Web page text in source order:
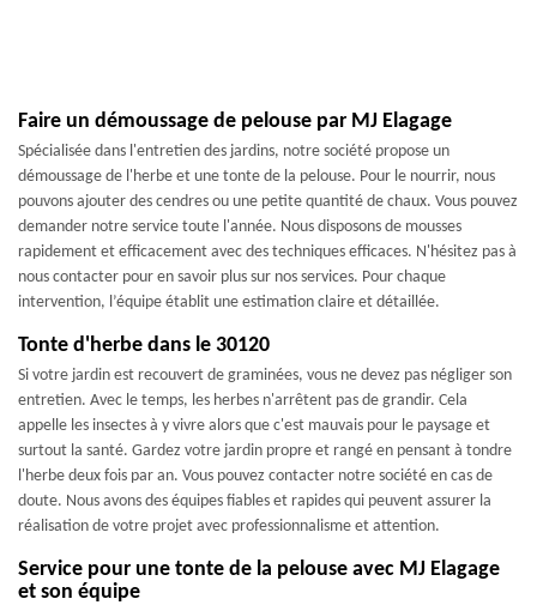
Faire un démoussage de pelouse par MJ Elagage
Spécialisée dans l'entretien des jardins, notre société propose un
démoussage de l'herbe et une tonte de la pelouse. Pour le nourrir, nous
pouvons ajouter des cendres ou une petite quantité de chaux. Vous pouvez
demander notre service toute l'année. Nous disposons de mousses
rapidement et efficacement avec des techniques efficaces. N'hésitez pas à
nous contacter pour en savoir plus sur nos services. Pour chaque
intervention, l’équipe établit une estimation claire et détaillée.
Tonte d'herbe dans le 30120
Si votre jardin est recouvert de graminées, vous ne devez pas négliger son
entretien. Avec le temps, les herbes n'arrêtent pas de grandir. Cela
appelle les insectes à y vivre alors que c'est mauvais pour le paysage et
surtout la santé. Gardez votre jardin propre et rangé en pensant à tondre
l'herbe deux fois par an. Vous pouvez contacter notre société en cas de
doute. Nous avons des équipes fiables et rapides qui peuvent assurer la
réalisation de votre projet avec professionnalisme et attention.
Service pour une tonte de la pelouse avec MJ Elagage
et son équipe